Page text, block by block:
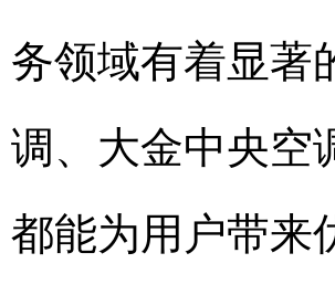
务领域有着显著
调、大金中央空
都能为用户带来